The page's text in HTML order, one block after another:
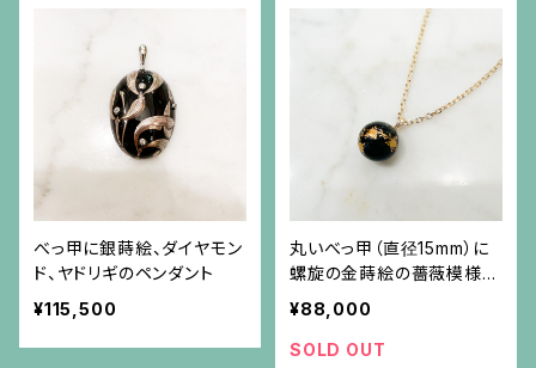
べっ甲に銀蒔絵、ダイヤモン
ド、ヤドリギのペンダント
¥115,500
丸いべっ甲（直径15mm）に
螺旋の金蒔絵の薔薇模様、
ダイヤ付き金具のペンダント
（チェーン別）
¥88,000
SOLD OUT